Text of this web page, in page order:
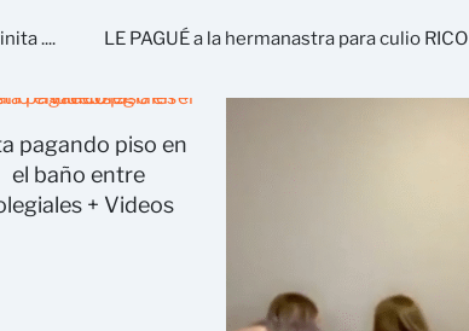
.... LE PAGUÉ a la hermanastra para culio RICO
pagando piso en
el baño entre
+ Videos